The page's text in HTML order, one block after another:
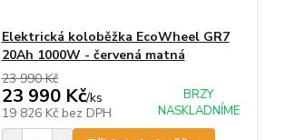
Elektrická koloběžka EcoWheel GR7
20Ah 1000W - červená matná
23 990 Kč
23 990 Kč/ks
19 826 Kč bez DPH
BRZY
NASKLADNÍME